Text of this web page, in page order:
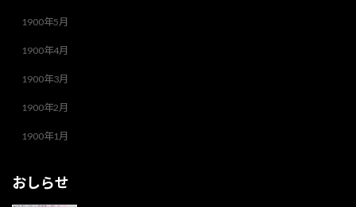
1900年5月
1900年4月
1900年3月
1900年2月
1900年1月
おしらせ